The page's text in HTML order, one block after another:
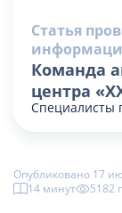
Статья
Команда
центра
Специалисты
Опубликовано 17
14 минут
5182